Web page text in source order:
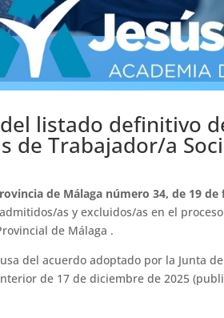
listado definitivo
de Trabajador/a
de Málaga número 34, de 19 de
as y excluidos/as en el
de Málaga .
del acuerdo adoptado por la Junta
de 17 de diciembre de 2025